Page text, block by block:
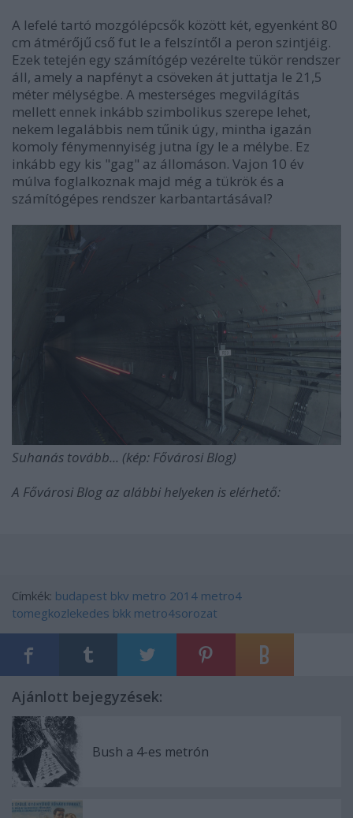
A lefelé tartó mozgólépcsők között két, egyenként 80
cm átmérőjű cső fut le a felszíntől a peron szintjéig.
Ezek tetején egy számítógép vezérelte tükör rendszer
áll, amely a napfényt a csöveken át juttatja le 21,5
méter mélységbe. A mesterséges megvilágítás
mellett ennek inkább szimbolikus szerepe lehet,
nekem legalábbis nem tűnik úgy, mintha igazán
komoly fénymennyiség jutna így le a mélybe. Ez
inkább egy kis "gag" az állomáson. Vajon 10 év
múlva foglalkoznak majd még a tükrök és a
számítógépes rendszer karbantartásával?
Suhanás tovább... (kép: Fővárosi Blog)
A Fővárosi Blog az alábbi helyeken is elérhető:
Címkék: budapest bkv metro 2014 metro4
tomegkozlekedes bkk metro4sorozat
Ajánlott bejegyzések:
Bush a 4-es metrón